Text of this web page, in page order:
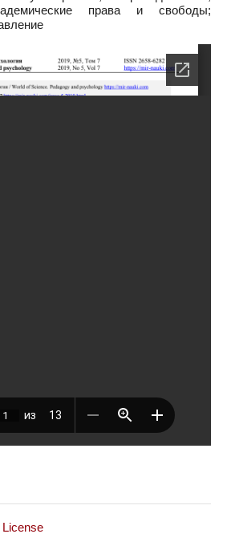
права и свободы;